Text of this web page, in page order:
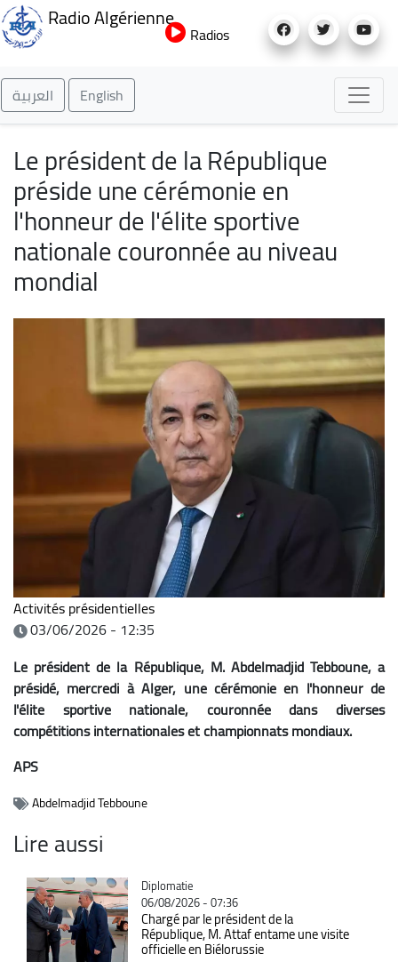
au
Radio Algérienne
Radios
العربية English
Le président de la République
préside une cérémonie en
l'honneur de l'élite sportive
nationale couronnée au niveau
mondial
Activités présidentielles
03/06/2026 - 12:35
Le président de la République, M. Abdelmadjid Tebboune, a
présidé, mercredi à Alger, une cérémonie en l'honneur de
l'élite sportive nationale, couronnée dans diverses
compétitions internationales et championnats mondiaux.
APS
Abdelmadjid Tebboune
Lire aussi
Catégorie
Diplomatie
06/08/2026 - 07:36
Chargé par le président de la
République, M. Attaf entame une visite
officielle en Biélorussie